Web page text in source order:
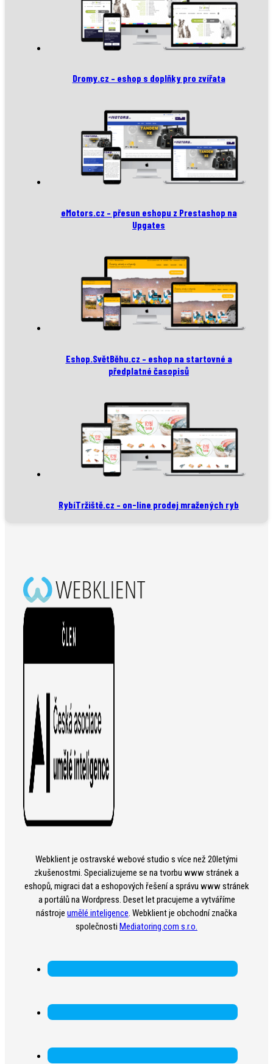
Dromy.cz – eshop s doplňky pro zvířata
eMotors.cz – přesun eshopu z Prestashop na
Upgates
Eshop.SvětBěhu.cz – eshop na startovné a
předplatné časopisů
RybíTržiště.cz – on-line prodej mražených ryb
Webklient je ostravské webové studio s více než 20letými
zkušenostmi. Specializujeme se na tvorbu www stránek a
eshopů, migraci dat a eshopových řešení a správu www stránek
a portálů na Wordpress. Deset let pracujeme a vytváříme
nástroje umělé inteligence . Webklient je obchodní značka
společnosti Mediatoring.com s.r.o.